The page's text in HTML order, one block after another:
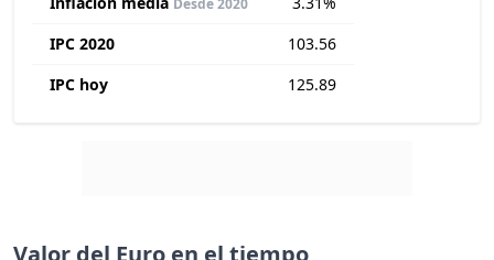
Desde 2020
IPC 2020
103.56
IPC hoy
125.89